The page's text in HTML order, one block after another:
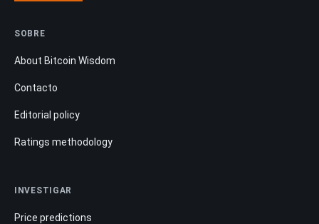
SOBRE
About Bitcoin Wisdom
Contacto
Editorial policy
Ratings methodology
INVESTIGAR
Price predictions